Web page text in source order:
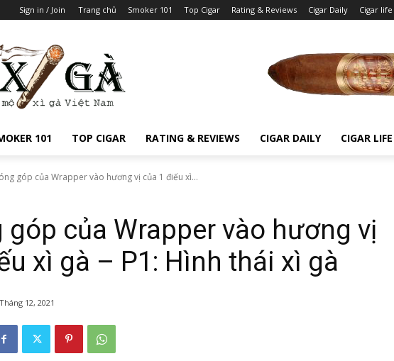
Sign in / Join Trang chủ Smoker 101 Top Cigar Rating & Reviews Cigar Daily Cigar life
101 TOP CIGAR RATING & REVIEWS CIGAR DAILY CIGAR LIFE
góp của Wrapper vào hương vị của 1 điếu xì...
góp của Wrapper vào hương vị
xì gà – P1: Hình thái xì gà
12, 2021